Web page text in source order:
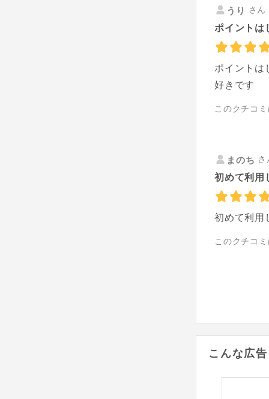
うり さ
ポイントは
ポイントは
好きです
このクチコ
まのち
初めて利用
初めて利用
このクチコ
こんな広